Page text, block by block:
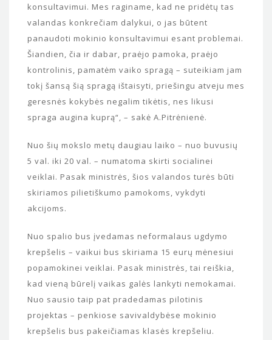
konsultavimui. Mes raginame, kad ne pridėtų tas
valandas konkrečiam dalykui, o jas būtent
panaudoti mokinio konsultavimui esant problemai.
Šiandien, čia ir dabar, praėjo pamoka, praėjo
kontrolinis, pamatėm vaiko spragą – suteikiam jam
tokį šansą šią spragą ištaisyti, priešingu atveju mes
geresnės kokybės negalim tikėtis, nes likusi
spraga augina kuprą“, – sakė A.Pitrėnienė.
Nuo šių mokslo metų daugiau laiko – nuo buvusių
5 val. iki 20 val. – numatoma skirti socialinei
veiklai. Pasak ministrės, šios valandos turės būti
skiriamos pilietiškumo pamokoms, vykdyti
akcijoms.
Nuo spalio bus įvedamas neformalaus ugdymo
krepšelis – vaikui bus skiriama 15 eurų mėnesiui
popamokinei veiklai. Pasak ministrės, tai reiškia,
kad vieną būrelį vaikas galės lankyti nemokamai.
Nuo sausio taip pat pradedamas pilotinis
projektas – penkiose savivaldybėse mokinio
krepšelis bus pakeičiamas klasės krepšeliu.